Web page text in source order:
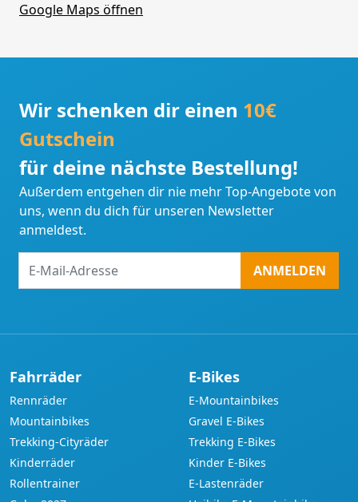
Google Maps öffnen
Wir schenken dir einen 10€
Gutschein
für deine nächste Bestellung!
Außerdem entgehen dir nie mehr Top-Angebote von
uns, wenn du dich für unseren Newsletter
anmeldest.
Mail-
ANMELDEN
Fahrräder
Rennräder
Mountainbikes
Trekking-Cityräder
Kinderräder
Rollentrainer
E-Bikes
E-Mountainbikes
Gravel E-Bikes
Trekking E-Bikes
Kinder E-Bikes
E-Lastenräder